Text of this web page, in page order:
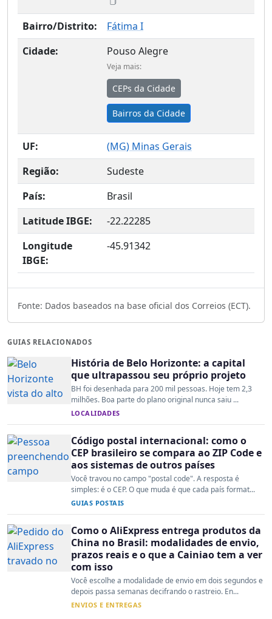
Bairro/Distrito:
Fátima I
Cidade:
Pouso Alegre
Veja mais:
CEPs da Cidade
Bairros da Cidade
UF: (MG) Minas Gerais
Região:
Sudeste
País:
Brasil
Latitude IBGE:
-22.22285
Longitude
IBGE:
-45.91342
Fonte: Dados baseados na base oficial dos Correios (ECT).
GUIAS RELACIONADOS
História de Belo Horizonte: a capital
que ultrapassou seu próprio projeto
BH foi desenhada para 200 mil pessoas. Hoje tem 2,3
milhões. Boa parte do plano original nunca saiu ...
LOCALIDADES
Código postal internacional: como o
CEP brasileiro se compara ao ZIP Code e
aos sistemas de outros países
Você travou no campo "postal code". A resposta é
simples: é o CEP. O que muda é que cada país format...
GUIAS POSTAIS
Como o AliExpress entrega produtos da
China no Brasil: modalidades de envio,
prazos reais e o que a Cainiao tem a ver
com isso
Você escolhe a modalidade de envio em dois segundos e
depois passa semanas decifrando o rastreio. En...
ENVIOS E ENTREGAS